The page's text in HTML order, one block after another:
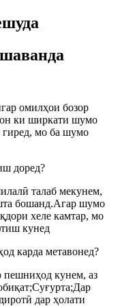
омилҳои бозор
он ки ширкати шумо
гиред, мо ба шумо
доред?
талаб мекунем,
бошанд.Агар шумо
хеле камтар, мо
кунед
карда метавонед?
пешниҳод кунем, аз
дар ҳолати